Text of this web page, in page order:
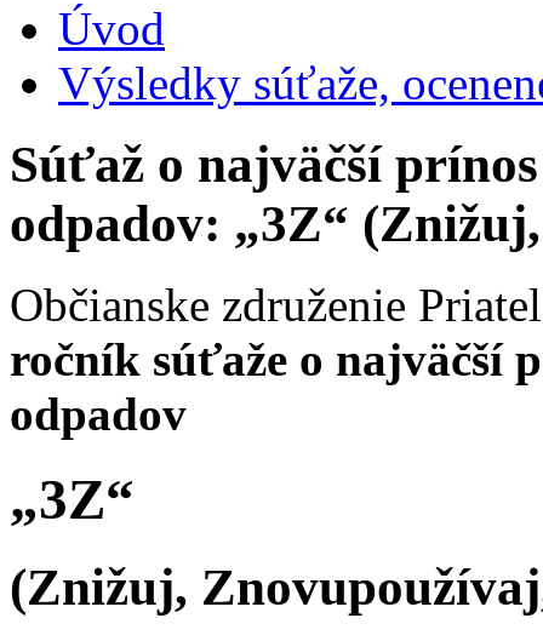
Úvod
Výsledky súťaže,
Súťaž o najväčší
odpadov: „3Z“
Občianske združenie
ročník súťaže o najväčší
odpadov
„3Z“
(Znižuj,